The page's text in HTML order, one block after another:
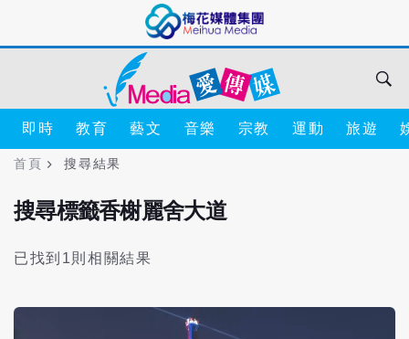
即時 教育 藝文 音樂 宗教 運動 旅遊
首頁 搜尋結果
搜尋標籤香榭麗舍大道
已找到1則相關結果